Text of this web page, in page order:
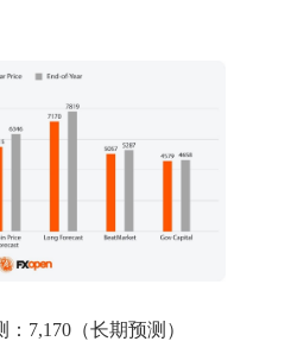
7,170（长期预测）